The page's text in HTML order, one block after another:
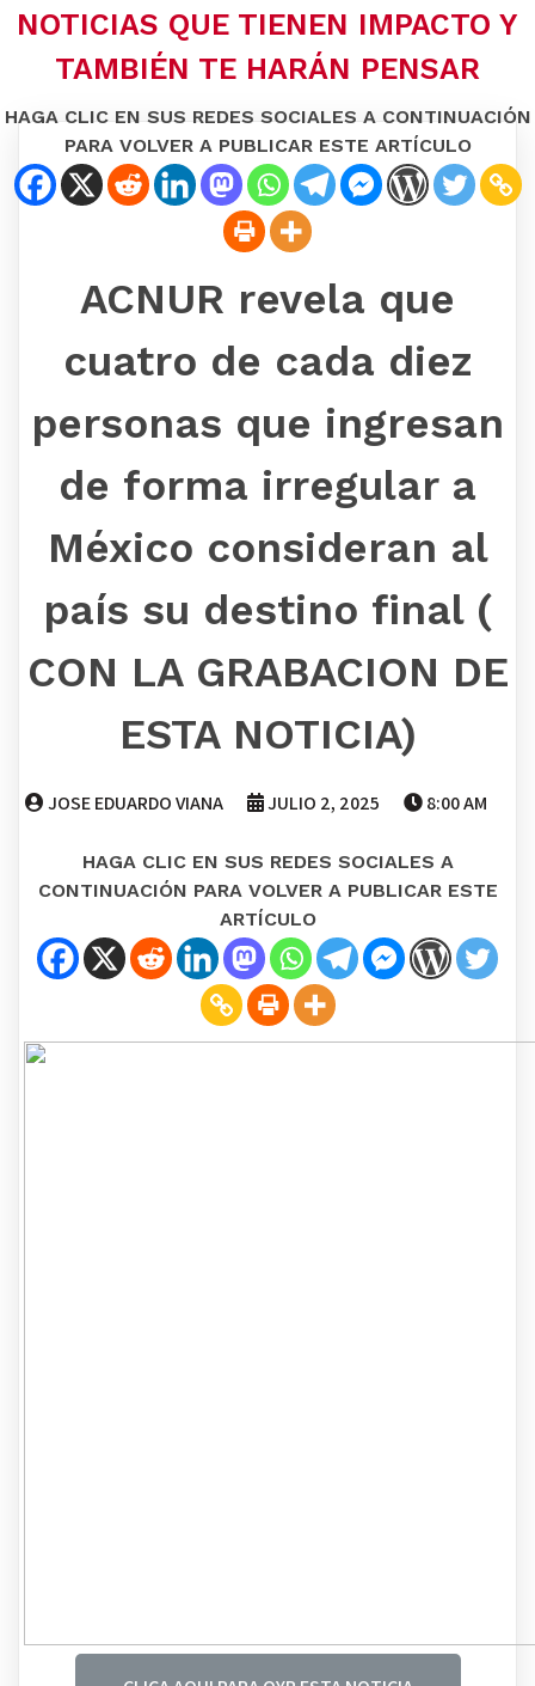
NOTICIAS QUE TIENEN IMPACTO Y
TAMBIÉN TE HARÁN PENSAR
HAGA CLIC EN SUS REDES SOCIALES A CONTINUACIÓN
PARA VOLVER A PUBLICAR ESTE ARTÍCULO
ACNUR revela que
cuatro de cada diez
personas que ingresan
de forma irregular a
México consideran al
país su destino final (
CON LA GRABACION DE
ESTA NOTICIA)
JOSE EDUARDO VIANA JULIO 2, 2025 8:00 AM
HAGA CLIC EN SUS REDES SOCIALES A
CONTINUACIÓN PARA VOLVER A PUBLICAR ESTE
ARTÍCULO